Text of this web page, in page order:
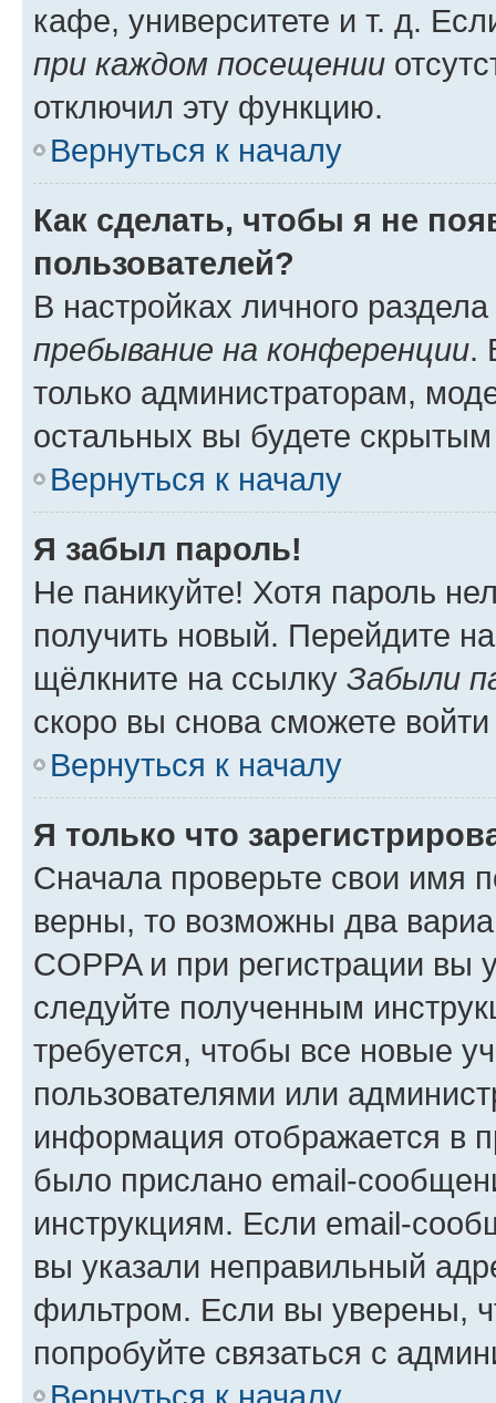
кафе, университете и т. д.
при каждом посещении
отключил эту функцию.
Вернуться к началу
Как сделать, чтобы я не
пользователей?
В настройках личного
пребывание на конференции.
только администраторам,
остальных вы будете
Вернуться к началу
Я забыл пароль!
Не паникуйте! Хотя пароль
получить новый. Перейдите
щёлкните на ссылку Забыли
скоро вы снова сможете
Вернуться к началу
Я только что
Сначала проверьте свои имя
верны, то возможны два
COPPA и при регистрации вы
следуйте полученным
требуется, чтобы все новые
пользователями или
информация отображается в
было прислано email-
инструкциям. Если email-
вы указали неправильный
фильтром. Если вы уверены,
попробуйте связаться с
Вернуться к началу